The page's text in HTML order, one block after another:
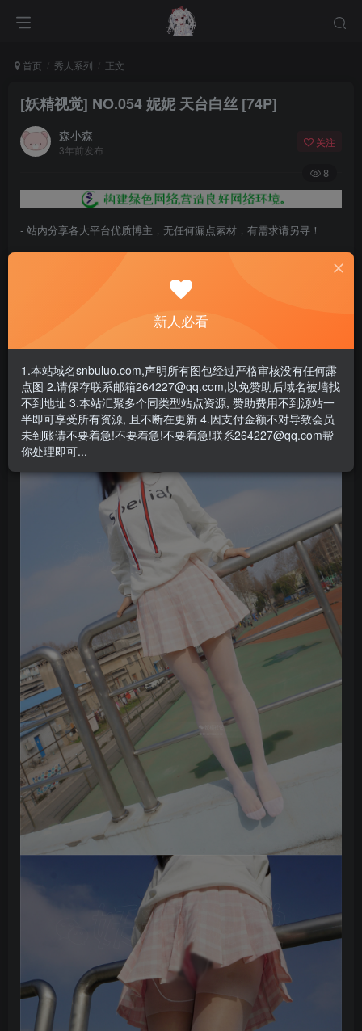
首页 秀人系列 正文
[妖精视觉] NO.054 妮妮 天台白丝 [74P]
森小森
3年前发布
关注
8
- 站内分享各大平台优质博主，无任何漏点素材，有需求请另寻！
- 百度网盘提示提取码错误，请更换浏览器重试，这是百度网盘版本问
- 遇见解压密码不对、无法解压，请查看
- 资源失效/充值未到账/账号解禁...等问题请《提交工单》
新人必看
1.本站域名snbuluo.com,声明所有图包经过严格审核没有任何露
点图 2.请保存联系邮箱264227@qq.com,以免赞助后域名被墙找
不到地址 3.本站汇聚多个同类型站点资源, 赞助费用不到源站一
半即可享受所有资源, 且不断在更新 4.因支付金额不对导致会员
未到账请不要着急!不要着急!不要着急!联系264227@qq.com帮
你处理即可...